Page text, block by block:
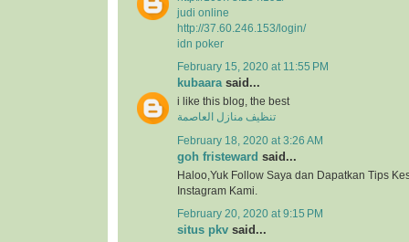
judi online
http://37.60.246.153/login/
idn poker
February 15, 2020 at 11:55 PM
kubaarasaid...
i like this blog, the best
تنظيف منازل العاصمة
February 18, 2020 at 3:26 AM
goh fristeward said...
Haloo,Yuk Follow Saya dan Dapatkan Tips
Instagram Kami.
February 20, 2020 at 9:15 PM
situs pkv said...